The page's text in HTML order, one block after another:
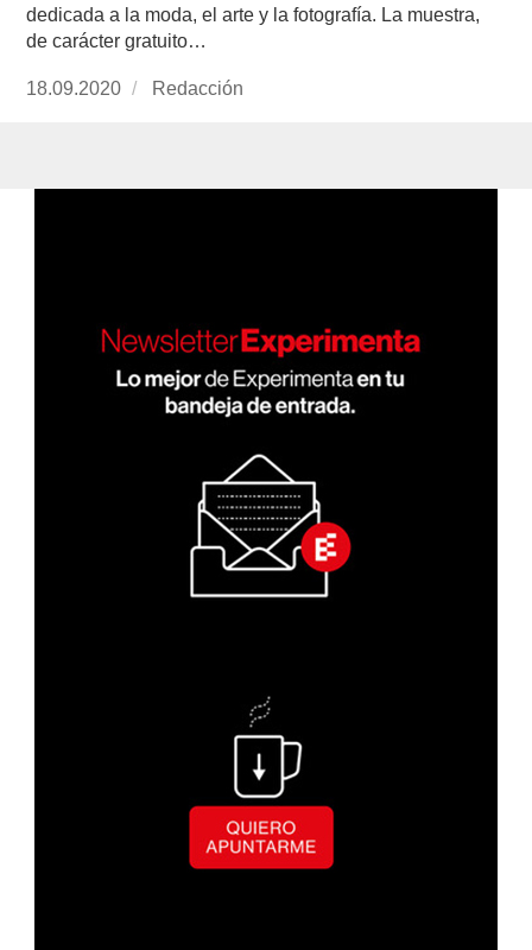
dedicada a la moda, el arte y la fotografía. La muestra,
de carácter gratuito…
Publicado
18.09.2020 https://www.experimenta.es/author/redaccion/
Redacción